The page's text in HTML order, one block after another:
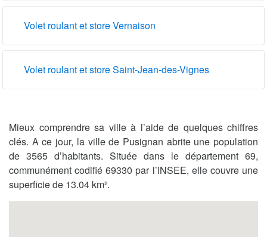
Volet roulant et store Vernaison
Volet roulant et store Saint-Jean-des-Vignes
Mieux comprendre sa ville à l’aide de quelques chiffres
clés. A ce jour, la ville de Pusignan abrite une population
de 3565 d’habitants. Située dans le département 69,
communément codifié 69330 par l’INSEE, elle couvre une
superficie de 13.04 km².